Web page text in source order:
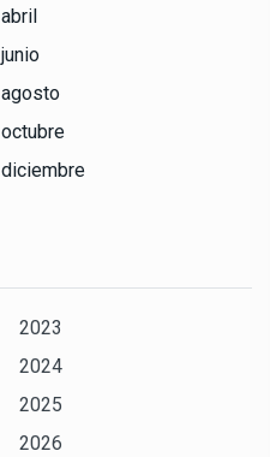
abril
junio
agosto
octubre
diciembre
2023
2024
2025
2026